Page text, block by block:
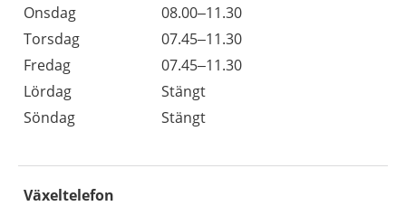
Onsdag
08.00–11.30
Torsdag
07.45–11.30
Fredag
07.45–11.30
Lördag
Stängt
Söndag
Stängt
Växeltelefon